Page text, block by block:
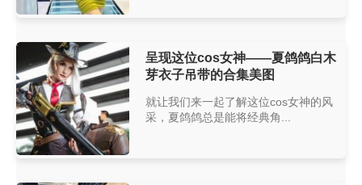
呈现这位cos女神——夏鸽鸽白木
芽衣子吊带的合集美图
就让我们来一起了解这位cos女神的风
采，夏鸽鸽总是能将经典角...